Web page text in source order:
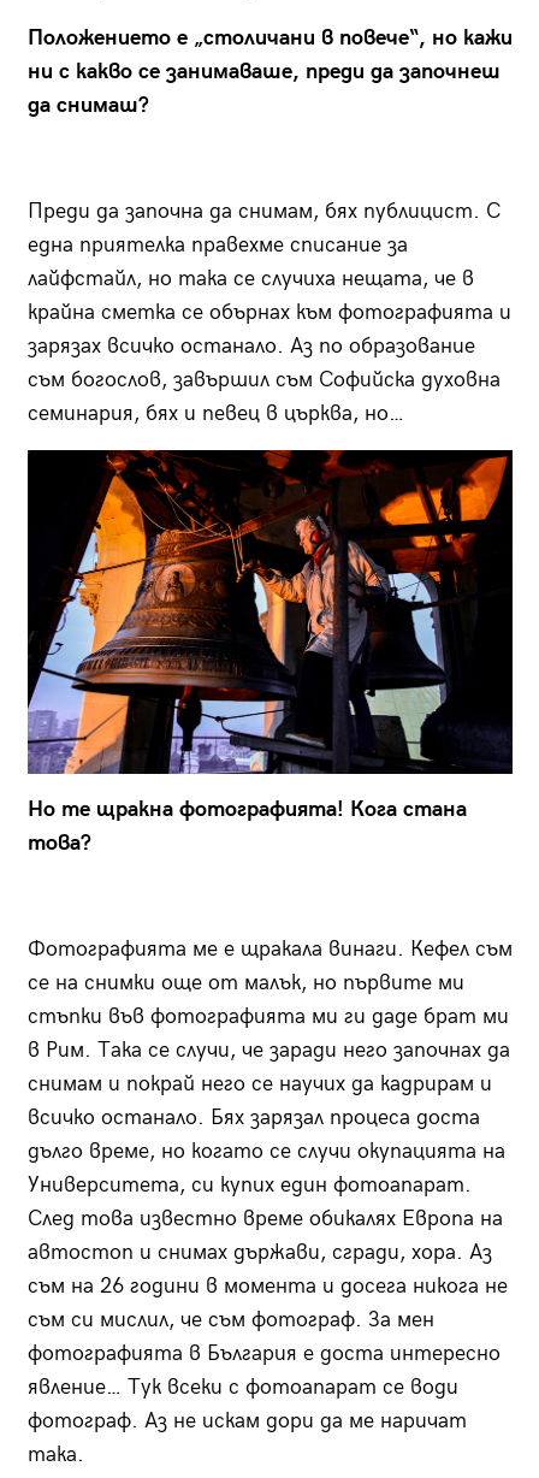
Положението е „столичани в повече“, но кажи
ни с какво се занимаваше, преди да започнеш
да снимаш?
Преди да започна да снимам, бях публицист. С
една приятелка правехме списание за
лайфстайл, но така се случиха нещата, че в
крайна сметка се обърнах към фотографията и
зарязах всичко останало. Аз по образование
съм богослов, завършил съм Софийска духовна
семинария, бях и певец в църква, но…
Но те щракна фотографията! Кога стана
това?
Фотографията ме е щракала винаги. Кефел съм
се на снимки още от малък, но първите ми
стъпки във фотографията ми ги даде брат ми
в Рим. Така се случи, че заради него започнах да
снимам и покрай него се научих да кадрирам и
всичко останало. Бях зарязал процеса доста
дълго време, но когато се случи окупацията на
Университета, си купих един фотоапарат.
След това известно време обикалях Европа на
автостоп и снимах държави, сгради, хора. Аз
съм на 26 години в момента и досега никога не
съм си мислил, че съм фотограф. За мен
фотографията в България е доста интересно
явление… Тук всеки с фотоапарат се води
фотограф. Аз не искам дори да ме наричат
така.